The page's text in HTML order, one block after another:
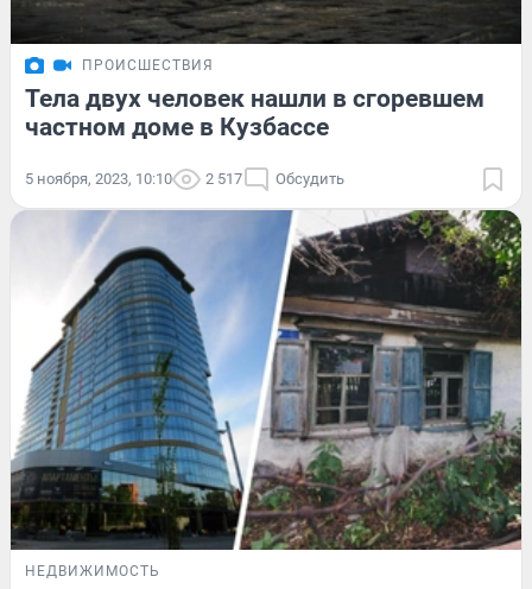
ПРОИСШЕСТВИЯ
Тела двух человек нашли в сгоревшем
частном доме в Кузбассе
5 ноября, 2023, 10:10 2 517 Обсудить
НЕДВИЖИМОСТЬ